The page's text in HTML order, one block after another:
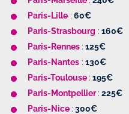
Paris-Lille : 60€
Paris-Strasbourg : 160€
Paris-Rennes : 125€
Paris-Nantes : 130€
Paris-Toulouse : 195€
Paris-Montpellier : 225€
Paris-Nice : 300€